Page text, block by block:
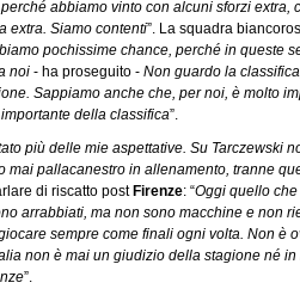
abbiamo vinto con alcuni sforzi extra,
extra. Siamo contenti”. La squadra
pochissime chance, perché in queste
noi - ha proseguito - Non guardo la
Sappiamo anche che, per noi, è molto
della classifica”.
più delle mie aspettative. Su Tarczewski
pallacanestro in allenamento, tranne
di riscatto post Firenze: “Oggi quello
arrabbiati, ma non sono macchine e non
sempre come finali ogni volta. Non è
non è mai un giudizio della stagione né
”.